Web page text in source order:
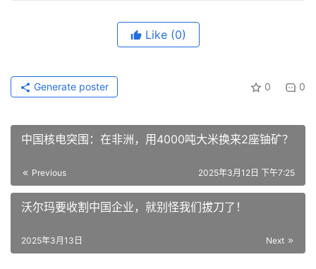
Like (0)
0 0
Generate poster
中国核电突围：在非洲，用4000吨大米换来2座铀矿？
Previous 2025年3月12日 下午7:25
沃尔玛要收割中国企业，就别怪我们拔刀了！
Next
2025年3月13日